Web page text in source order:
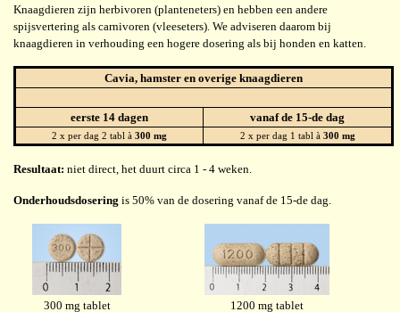
Knaagdieren zijn herbivoren (planteneters) en hebben een andere
spijsvertering als carnivoren (vleeseters). We adviseren daarom bij
knaagdieren in verhouding een hogere dosering als bij honden en katten.
Cavia, hamster en overige knaagdieren
eerste 14 dagen vanaf de 15-de dag
2 x per dag 2 tabl à 300 mg 2 x per dag 1 tabl à 300 mg
Resultaat: niet direct, het duurt circa 1 - 4 weken.
Onderhoudsdosering is 50% van de dosering vanaf de 15-de dag.
300 mg tablet 1200 mg tablet